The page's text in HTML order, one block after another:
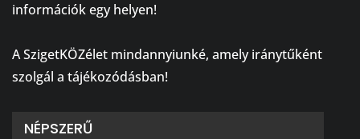
információk egy helyen!
A SzigetKÖZélet mindannyiunké, amely iránytűként
szolgál a tájékozódásban!
NÉPSZERŰ